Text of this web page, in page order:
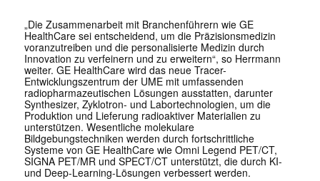
„Die Zusammenarbeit mit Branchenführern wie GE
HealthCare sei entscheidend, um die Präzisionsmedizin
voranzutreiben und die personalisierte Medizin durch
Innovation zu verfeinern und zu erweitern“, so Herrmann
weiter. GE HealthCare wird das neue Tracer-
Entwicklungszentrum der UME mit umfassenden
radiopharmazeutischen Lösungen ausstatten, darunter
Synthesizer, Zyklotron- und Labortechnologien, um die
Produktion und Lieferung radioaktiver Materialien zu
unterstützen. Wesentliche molekulare
Bildgebungstechniken werden durch fortschrittliche
Systeme von GE HealthCare wie Omni Legend PET/CT,
SIGNA PET/MR und SPECT/CT unterstützt, die durch KI-
und Deep-Learning-Lösungen verbessert werden.